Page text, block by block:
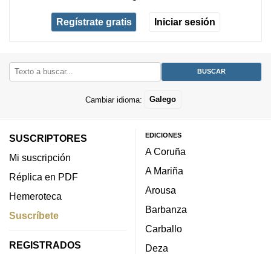
Regístrate gratis Iniciar sesión
Cambiar idioma: Galego
SUSCRIPTORES
Mi suscripción
Réplica en PDF
Hemeroteca
Suscríbete
REGISTRADOS
EDICIONES
A Coruña
A Mariña
Arousa
Barbanza
Carballo
Deza